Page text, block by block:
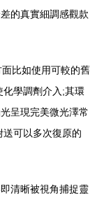
的真實細調感觀款
比如使用可較的舊
學調劑介入;其環
呈現完美微光澤常
可以多次復原的
清晰被視角捕捉靈